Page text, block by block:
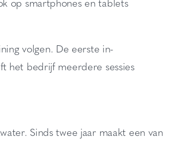
volgen. De eerste in-
het bedrijf meerdere sessies
Sinds twee jaar maakt een van